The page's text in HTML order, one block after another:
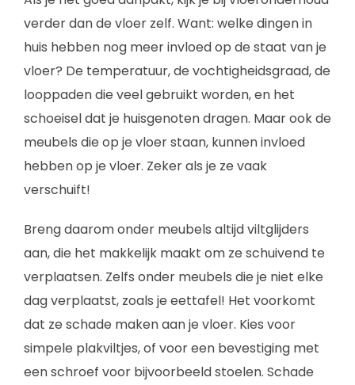
verder dan de vloer zelf. Want: welke dingen in
huis hebben nog meer invloed op de staat van je
vloer? De temperatuur, de vochtigheidsgraad, de
looppaden die veel gebruikt worden, en het
schoeisel dat je huisgenoten dragen. Maar ook de
meubels die op je vloer staan, kunnen invloed
hebben op je vloer. Zeker als je ze vaak
verschuift!
Breng daarom onder meubels altijd viltglijders
aan, die het makkelijk maakt om ze schuivend te
verplaatsen. Zelfs onder meubels die je niet elke
dag verplaatst, zoals je eettafel! Het voorkomt
dat ze schade maken aan je vloer. Kies voor
simpele plakviltjes, of voor een bevestiging met
een schroef voor bijvoorbeeld stoelen. Schade